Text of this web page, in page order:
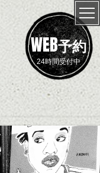
WEB予約
24時間受付中